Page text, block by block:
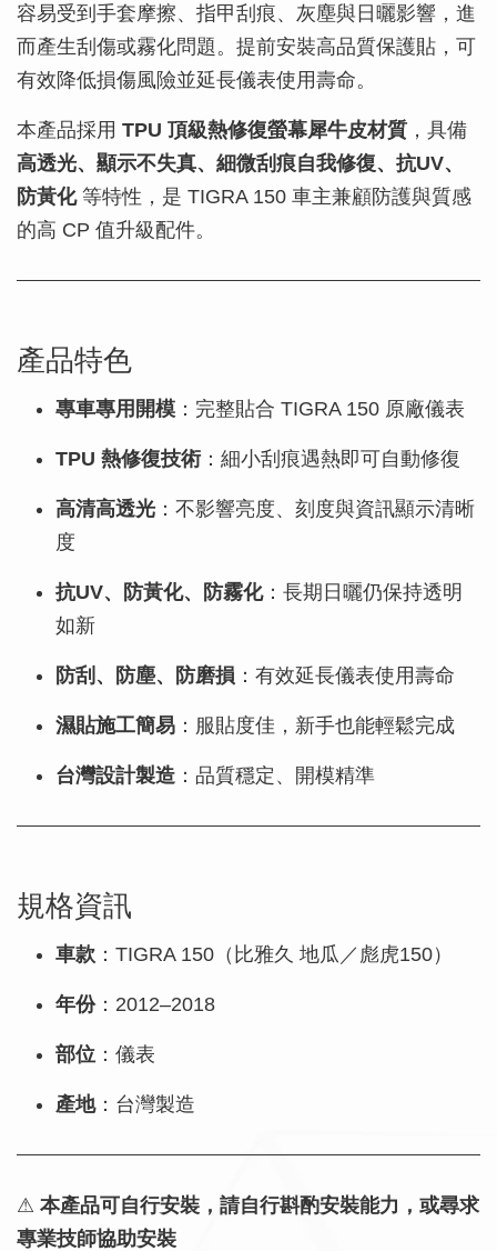
容易受到手套摩擦、指甲刮痕、灰塵與日曬影響，進
而產生刮傷或霧化問題。提前安裝高品質保護貼，可
有效降低損傷風險並延長儀表使用壽命。
本產品採用 TPU 頂級熱修復螢幕犀牛皮材質 ，具備
高透光、顯示不失真、細微刮痕自我修復、抗UV、
防黃化等特性，是 TIGRA 150 車主兼顧防護與質感
的高 CP 值升級配件。
產品特色
專車專用開模 ：完整貼合 TIGRA 150 原廠儀表
TPU 熱修復技術：細小刮痕遇熱即可自動修復
高清高透光 ：不影響亮度、刻度與資訊顯示清晰
度
抗UV、防黃化、防霧化：長期日曬仍保持透明
如新
防刮、防塵、防磨損 ：有效延長儀表使用壽命
濕貼施工簡易 ：服貼度佳，新手也能輕鬆完成
台灣設計製造 ：品質穩定、開模精準
規格資訊
車款 ：TIGRA 150（比雅久 地瓜／彪虎150）
年份：2012–2018
部位 ：儀表
產地：台灣製造
⚠ 本產品可自行安裝，請自行斟酌安裝能力，或尋求
專業技師協助安裝